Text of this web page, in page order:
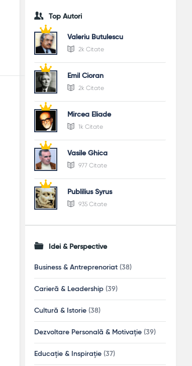
Top Autori
Valeriu Butulescu
2k Citate
Emil Cioran
2k Citate
Mircea Eliade
1k Citate
Vasile Ghica
977 Citate
Publilius Syrus
935 Citate
Idei & Perspective
Business & Antreprenoriat (38)
Carieră & Leadership (39)
Cultură & Istorie (38)
Dezvoltare Personală & Motivație (39)
Educație & Inspirație (37)